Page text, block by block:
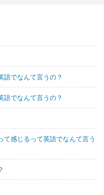
語でなんて言うの？
語でなんて言うの？
て感じるって英語でなんて言う